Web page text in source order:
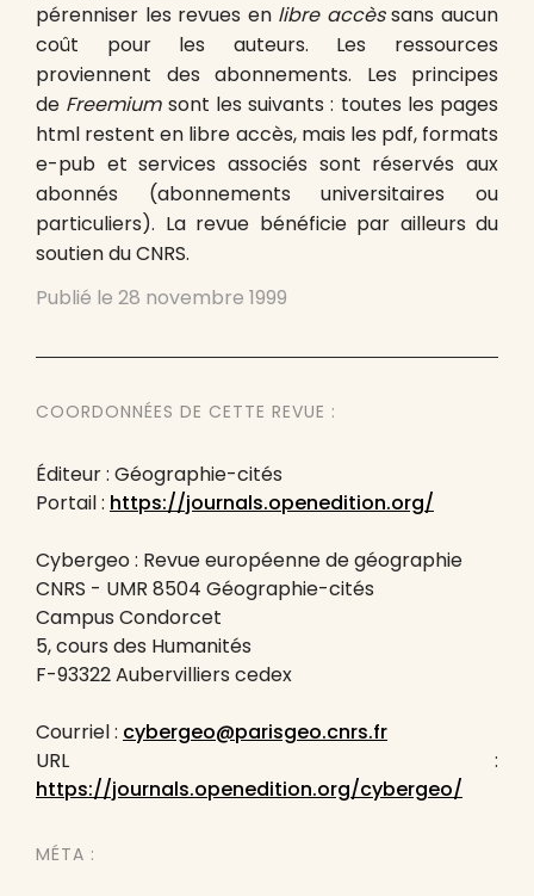
pérenniser les revues en libre accèssans aucun
coût pour les auteurs. Les ressources
proviennent des abonnements. Les principes
de Freemium sont les suivants : toutes les pages
html restent en libre accès, mais les pdf, formats
e-pub et services associés sont réservés aux
abonnés (abonnements universitaires ou
particuliers). La revue bénéficie par ailleurs du
soutien du CNRS.
Publié le 28 novembre 1999
COORDONNÉES DE CETTE REVUE :
Éditeur : Géographie-cités
Portail : https://journals.openedition.org/
Cybergeo : Revue européenne de géographie
CNRS - UMR 8504 Géographie-cités
Campus Condorcet
5, cours des Humanités
F-93322 Aubervilliers cedex
Courriel : cybergeo@parisgeo.cnrs.fr
URL :
https://journals.openedition.org/cybergeo/
MÉTA :